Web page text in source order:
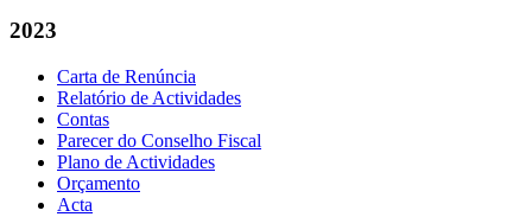
2023
Carta de Renúncia
Relatório de Actividades
Contas
Parecer do Conselho Fiscal
Plano de Actividades
Orçamento
Acta